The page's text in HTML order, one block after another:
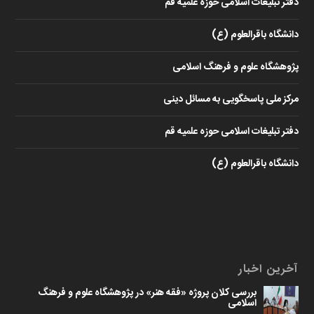
دانشگاه باقرالعلوم (ع)
پژوهشگاه علوم و فرهنگ اسلامی
مرکز ملی پاسخگویی به مسائل دینی
دفتر تبلیغات اسلامی حوزه علمیه قم
دانشگاه باقرالعلوم (ع)
آخرین اخبار
بررسی کلان پروژه «فقه هنر» در پژوهشگاه علوم و فرهنگ
اسلامی